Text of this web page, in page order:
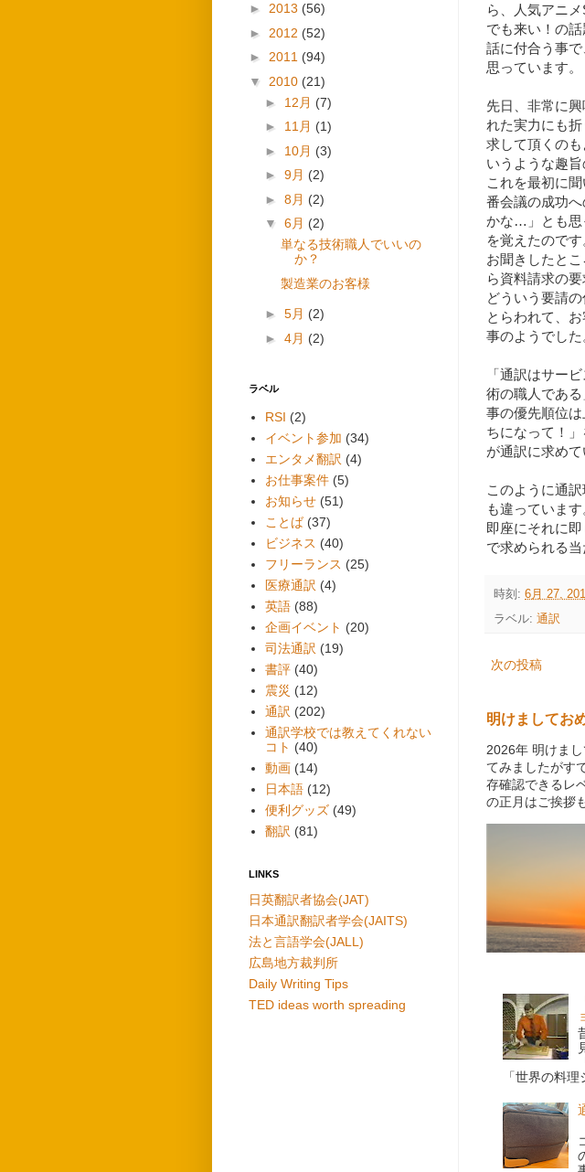
ら、人気アニ
でも来い！の
話に付合う事
思っています。
先日、非常に
れた実力にも
求して頂くの
いうような趣旨
これを最初に
番会議の成功
かな…」とも思
を覚えたのです
お聞きしたと
ら資料請求の
どういう要請
とらわれて、
事のようでした
「通訳はサー
術の職人であ
事の優先順位
ちになって！
が通訳に求め
このように通
も違っていま
即座にそれに
で求められる
時刻: 6月 27,
ラベル: 通訳
次の投稿
明けましてお
2026年 明けま
てみましたがす
存確認できるレ
の正月はご挨拶
「世界の料
► 2013 (56)
► 2012 (52)
► 2011 (94)
▼ 2010 (21)
► 12月 (7)
► 11月 (1)
► 10月 (3)
► 9月 (2)
► 8月 (2)
▼ 6月 (2)
単なる技術職人でいいの
か？
製造業のお客様
► 5月 (2)
► 4月 (2)
ラベル
RSI (2)
イベント参加 (34)
エンタメ翻訳 (4)
お仕事案件 (5)
お知らせ (51)
ことば (37)
ビジネス (40)
フリーランス (25)
医療通訳 (4)
英語 (88)
企画イベント (20)
司法通訳 (19)
書評 (40)
震災 (12)
通訳 (202)
通訳学校では教えてくれない
コト (40)
動画 (14)
日本語 (12)
便利グッズ (49)
翻訳 (81)
LINKS
日英翻訳者協会(JAT)
日本通訳翻訳者学会(JAITS)
法と言語学会(JALL)
広島地方裁判所
Daily Writing Tips
TED ideas worth spreading